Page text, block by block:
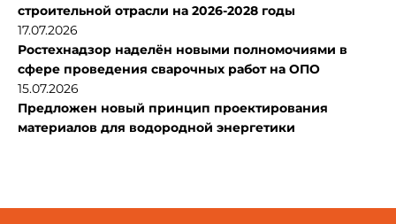
строительной отрасли на 2026-2028 годы
17.07.2026
Ростехнадзор наделён новыми полномочиями в
сфере проведения сварочных работ на ОПО
15.07.2026
Предложен новый принцип проектирования
материалов для водородной энергетики